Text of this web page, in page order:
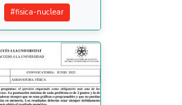
#fisica-nuclear